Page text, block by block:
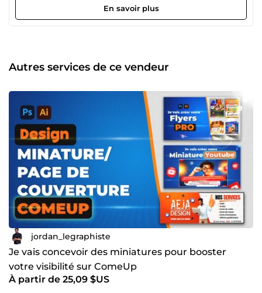
campagnes publicitaires en ligne 💡 Ce que ça veut dire
pour vous : Votre marque se démarque par des visuels
et identités visuelles complètes ✅ Conception de flyers,
affiches publicitaires et bannières digitales ✅ Réalisation
visuelles ✅ Élaboration de chartes graphiques modernes et
harmonisées 💥 Pourquoi travailler avec moi ? ⭐ Spécialiste
des visuels publicitaires pour startups et agences digitales
🎯 Maîtrise d’Adobe Photoshop, Illustrator et InDesign au
quotidien 📈 Créations pensées pour la conversion et la
performance marketing ⚡ Disponible, réactif et à l’écoute
de vos besoins 👉 Contactez-moi dès maintenant et
faisons de vos idées des visuels qui attirent, inspirent et
vendent.
En savoir plus
Autres services de ce vendeur
jordan_legraphiste
Je vais concevoir des miniatures pour booster
votre visibilité sur ComeUp
À partir de 25,09 $US